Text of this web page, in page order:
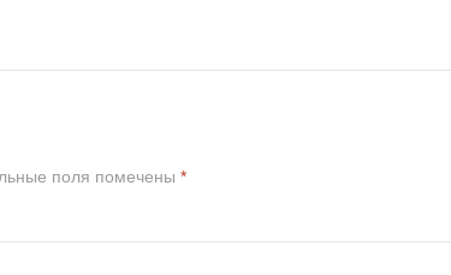
поля помечены *